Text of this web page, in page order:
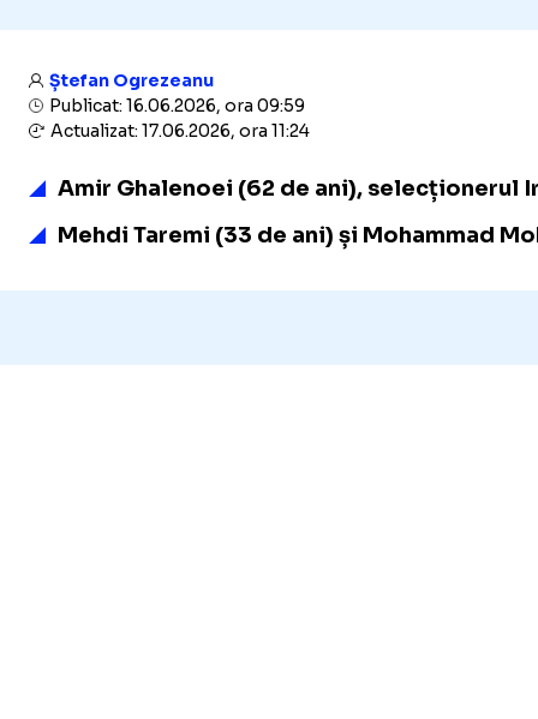
Ștefan Ogrezeanu
Publicat: 16.06.2026, ora 09:59
Actualizat: 17.06.2026, ora 11:24
Amir Ghalenoei (62 de ani), selecționerul
Mehdi Taremi (33 de ani) și Mohammad